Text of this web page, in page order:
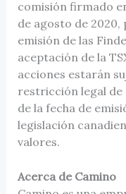
comisión firmado
de agosto de
emisión de las
aceptación de la
acciones estarán
restricción legal
de la fecha de
legislación
valores.
Acerca de Camino